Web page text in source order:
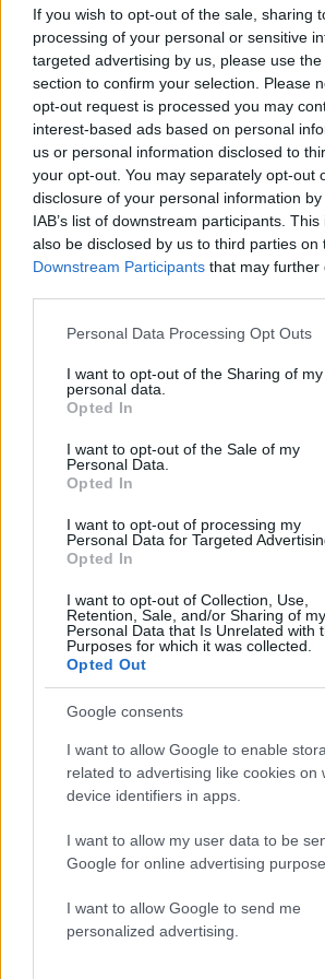
If you wish to opt-out of the sale, sharing
processing of your personal or sensitive
targeted advertising by us, please use
section to confirm your selection. Please
opt-out request is processed you may
interest-based ads based on personal
us or personal information disclosed to
your opt-out. You may separately opt-out
disclosure of your personal information
IAB’s list of downstream participants.
also be disclosed by us to third parties on
Downstream Participants that may further
Please note that this website/app uses
not limited to your visit or usage
grant or deny consent to Google and its
use your data for below specified
consent section.
Personal Data Processing Opt Outs
I want to opt-out of the Sharing of my
personal data.
Opted In
I want to opt-out of the Sale of my
Personal Data.
Opted In
I want to opt-out of processing my
Personal Data for Targeted
Opted In
I want to opt-out of Collection, Use,
Retention, Sale, and/or Sharing of my
Personal Data that Is Unrelated with
Purposes for which it was collected.
Opted Out
Google consents
I want to allow Google to enable
related to advertising like cookies on
device identifiers in apps.
I want to allow my user data to be
Google for online advertising
I want to allow Google to send me
personalized advertising.
ενημερωθείτε πρώτοι για όλη την
τελευταία νέατης ημέρας
Πιο δημοφιλή
1 Κωνσταντίνος Αργυρός και
Νίκα κάνουν διακοπές με
με τα δύο παιδιά τους
2Η Άννα Βίσση ξετρελάθηκε
έπαιζε Τσιτσάνη στο
πρότεινε συνεργασία
Θρήνος για τον Λιονέλ
πατέρας του, Χόρχε
πήγαν στον Άγιο Νεκτάριο
πάρουν την ευχή για τον γιο
δεν πρόλαβε να ξεφύγει από
μπορεί να αλλάξει τη
προϊστορικής έκρηξης
Πιο
96 Βγήκαν ξανά τα μαχαίρια
για τη Δημοκρατία:
Γρατσία και Γαλανός
κίνημα σε φοβικό
Απίστευτο κι όμως
Aναστέλλονται τα
Χανίων επειδή κλάπηκε
γιατρού
συνεχίζει τις ολιγοήμερες
Πού βρέθηκε το Σάββατο